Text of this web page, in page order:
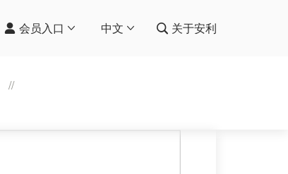
会员入口 中文 关于安利
//